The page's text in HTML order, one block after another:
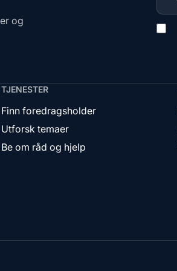
og
TJENESTER
Finn foredragsholder
Utforsk temaer
Be om råd og hjelp